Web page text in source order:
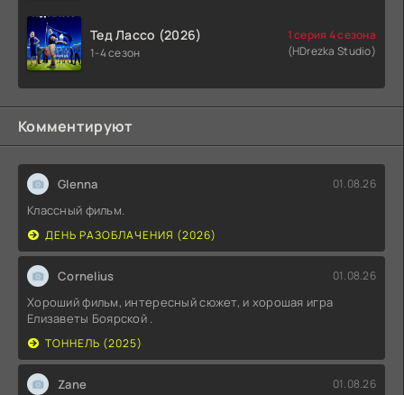
Тед Лассо (2026)
1-4 сезон
1 серия 4 сезона
(HDrezka Studio)
Комментируют
Glenna 01.08.26
Классный фильм.
ДЕНЬ РАЗОБЛАЧЕНИЯ (2026)
Cornelius 01.08.26
Хороший фильм, интересный сюжет, и хорошая игра
Елизаветы Боярской .
ТОННЕЛЬ (2025)
Zane 01.08.26